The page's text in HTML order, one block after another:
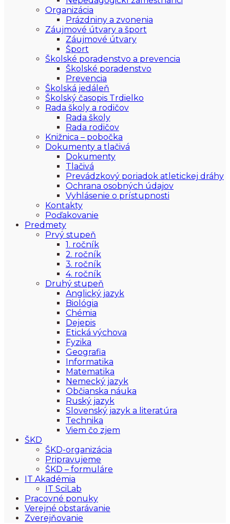
Organizácia
Prázdniny a zvonenia
Záujmové útvary a šport
Záujmové útvary
Šport
Školské poradenstvo a prevencia
Školské poradenstvo
Prevencia
Školská jedáleň
Školský časopis Trdielko
Rada školy a rodičov
Rada školy
Rada rodičov
Knižnica – pobočka
Dokumenty a tlačivá
Dokumenty
Tlačivá
Prevádzkový poriadok atletickej dráhy
Ochrana osobných údajov
Vyhlásenie o prístupnosti
Kontakty
Poďakovanie
Predmety
Prvý stupeň
1. ročník
2. ročník
3. ročník
4. ročník
Druhý stupeň
Anglický jazyk
Biológia
Chémia
Dejepis
Etická výchova
Fyzika
Geografia
Informatika
Matematika
Nemecký jazyk
Občianska náuka
Ruský jazyk
Slovenský jazyk a literatúra
Technika
Viem čo zjem
ŠKD
ŠKD-organizácia
Pripravujeme
ŠKD – formuláre
IT Akadémia
IT SciLab
Pracovné ponuky
Verejné obstarávanie
Zverejňovanie